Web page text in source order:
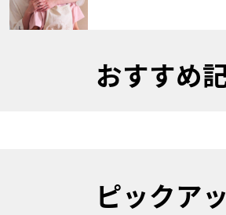
おすすめ
ピックア